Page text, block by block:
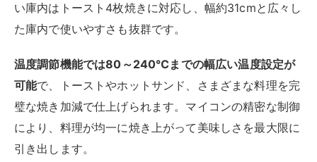
い庫内はトースト4枚焼きに対応し、幅約31cmと広々し
た庫内で使いやすさも抜群です。
温度調節機能では80～240℃までの幅広い温度設定が
可能で、トーストやホットサンド、さまざまな料理を完
璧な焼き加減で仕上げられます。マイコンの精密な制御
により、料理が均一に焼き上がって美味しさを最大限に
引き出します。